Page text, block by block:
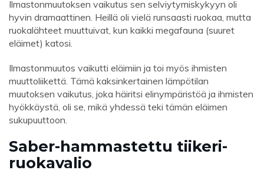
Ilmastonmuutoksen vaikutus sen selviytymiskykyyn oli
hyvin dramaattinen. Heillä oli vielä runsaasti ruokaa, mutta
ruokalähteet muuttuivat, kun kaikki megafauna (suuret
eläimet) katosi.
Ilmastonmuutos vaikutti eläimiin ja toi myös ihmisten
muuttoliikettä. Tämä kaksinkertainen lämpötilan
muutoksen vaikutus, joka häiritsi elinympäristöä ja ihmisten
hyökkäystä, oli se, mikä yhdessä teki tämän eläimen
sukupuuttoon.
Saber-hammastettu tiikeri-
ruokavalio